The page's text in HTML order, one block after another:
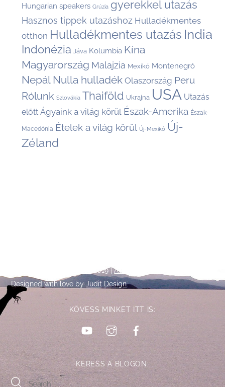
Hungarian speakers Grúzia gyerekkel utazás
Hasznos tippek utazáshoz Hulladékmentes
otthon Hulladékmentes utazás India
Indonézia Jáva Kolumbia Kína
Magyarország Malajzia Mexikó Montenegró
Nepál Nulla hulladék Olaszország Peru
Rólunk Szlovákia Thaiföld Ukrajna USA Utazás
előtt Ágyaink a világ körül Észak-Amerika Észak-
Macedónia Ételek a világ körül Új-Mexikó Új-
Zéland
To
2019 |Adatkezelési tájékoztató
Designed with love byJudit Design
KÖVESS MINKET ITT IS:
YouTubeInstagram
KERESS A BLOGON: